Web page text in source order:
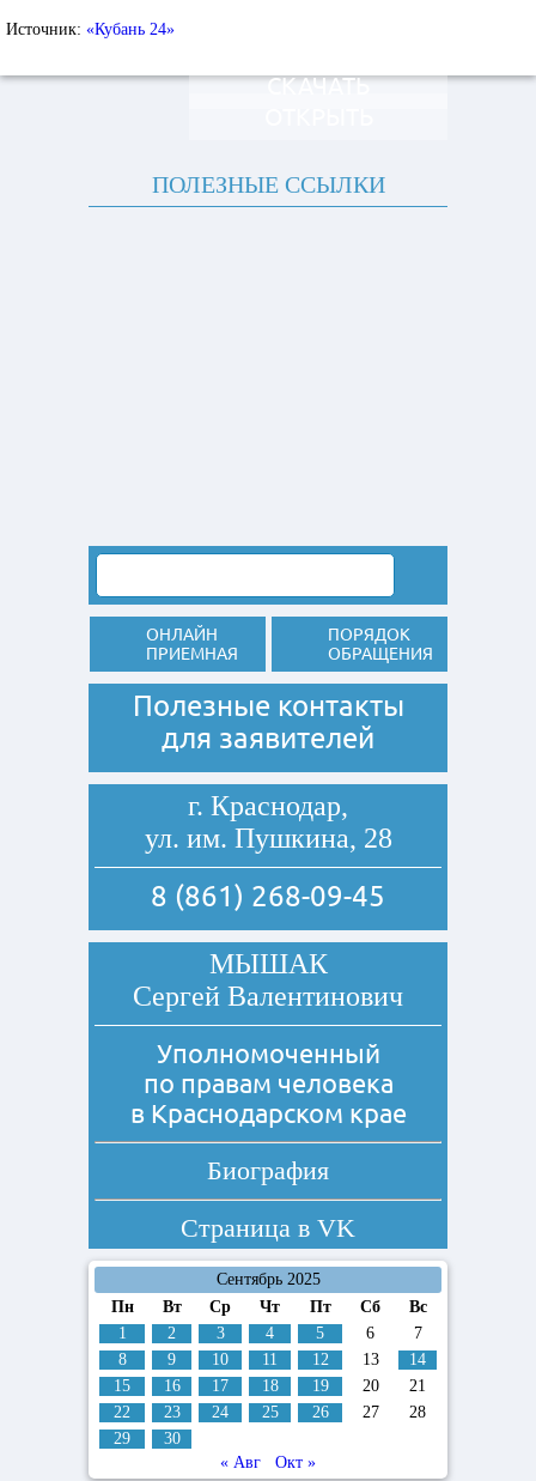
Источник: «Кубань 24»
СКАЧАТЬ
ПОЛЕЗНЫЕ ССЫЛКИ
ОНЛАЙН
ПРИЕМНАЯ
ПОРЯДОК
ОБРАЩЕНИЯ
Полезные контакты
для заявителей
г. Краснодар,
ул. им. Пушкина, 28
8 (861) 268-09-45
МЫШАК
Сергей Валентинович
Уполномоченный
по правам человека
в Краснодарском крае
Биография
Страница в VK
Сентябрь 2025
Пн
Вт Ср Чт Пт Сб
Вс
1
2 3 4 5 6
7
8
9 10 11 12 13
14
15
16 17 18 19 20
21
22
23 24 25 26 27
28
29
30
« Авг
Окт »